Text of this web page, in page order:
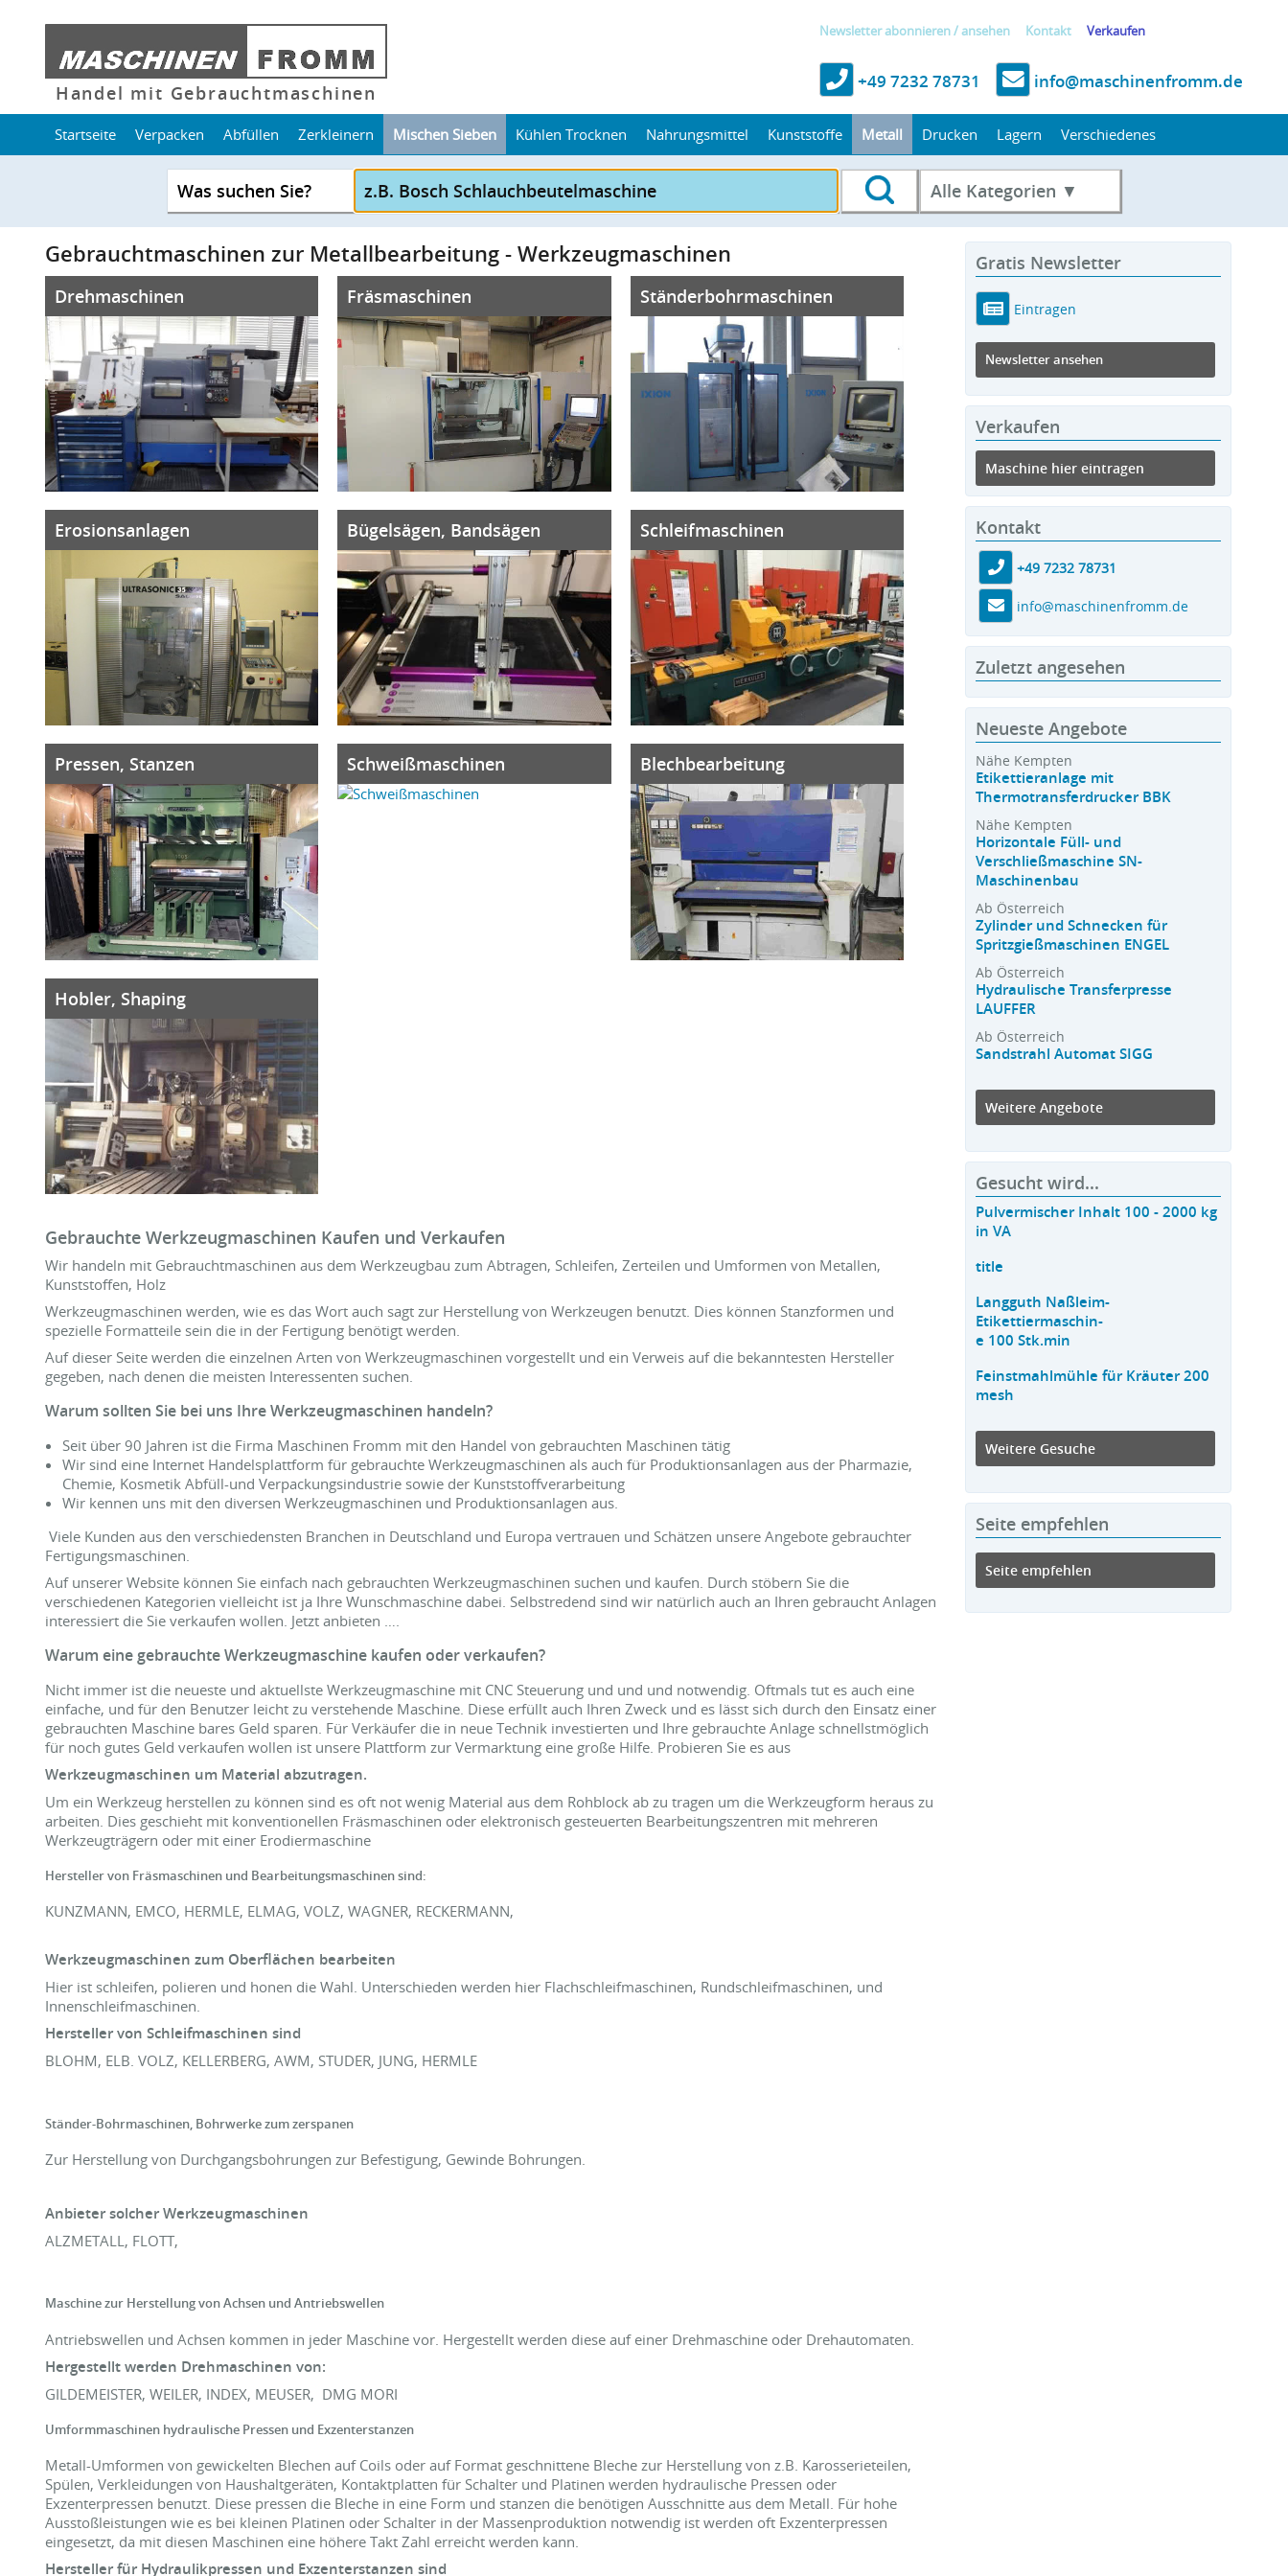
Handel mit Gebrauchtmaschinen
Newsletterabonnieren/ansehen Kontakt Verkaufen
+49 7232 78731 info@maschinenfromm.de
Startseite Verpacken Abfüllen Zerkleinern Mischen Sieben Kühlen Trocknen Nahrungsmittel Kunststoffe Metall Drucken Lagern Verschiedenes
Was suchen Sie? Alle Kategorien ▼
Gebrauchtmaschinen zur Metallbearbeitung - Werkzeugmaschinen
Drehmaschinen Fräsmaschinen Ständerbohrmaschinen
Erosionsanlagen Bügelsägen, Bandsägen Schleifmaschinen
Pressen, Stanzen Schweißmaschinen Blechbearbeitung
Hobler, Shaping
Gebrauchte Werkzeugmaschinen Kaufen und Verkaufen
Wir handeln mit Gebrauchtmaschinen aus dem Werkzeugbau zum Abtragen, Schleifen, Zerteilen und Umformen von Metallen,
Kunststoffen, Holz
Werkzeugmaschinen werden, wie es das Wort auch sagt zur Herstellung von Werkzeugen benutzt. Dies können Stanzformen und
spezielle Formatteile sein die in der Fertigung benötigt werden.
Auf dieser Seite werden die einzelnen Arten von Werkzeugmaschinen vorgestellt und ein Verweis auf die bekanntesten Hersteller
gegeben, nach denen die meisten Interessenten suchen.
Warum sollten Sie bei uns Ihre Werkzeugmaschinen handeln?
Seit über 90 Jahren ist die Firma Maschinen Fromm mit den Handel von gebrauchten Maschinen tätig
Wir sind eine Internet Handelsplattform für gebrauchte Werkzeugmaschinen als auch für Produktionsanlagen aus der Pharmazie,
Chemie, Kosmetik Abfüll-und Verpackungsindustrie sowie der Kunststoffverarbeitung
Wir kennen uns mit den diversen Werkzeugmaschinen und Produktionsanlagen aus.
Viele Kunden aus den verschiedensten Branchen in Deutschland und Europa vertrauen und Schätzen unsere Angebote gebrauchter
Fertigungsmaschinen.
Auf unserer Website können Sie einfach nach gebrauchten Werkzeugmaschinen suchen und kaufen. Durch stöbern Sie die
verschiedenen Kategorien vielleicht ist ja Ihre Wunschmaschine dabei. Selbstredend sind wir natürlich auch an Ihren gebraucht Anlagen
interessiert die Sie verkaufen wollen. Jetzt anbieten ….
Warum eine gebrauchte Werkzeugmaschine kaufen oder verkaufen?
Nicht immer ist die neueste und aktuellste Werkzeugmaschine mit CNC Steuerung und und und notwendig. Oftmals tut es auch eine
einfache, und für den Benutzer leicht zu verstehende Maschine. Diese erfüllt auch Ihren Zweck und es lässt sich durch den Einsatz einer
gebrauchten Maschine bares Geld sparen. Für Verkäufer die in neue Technik investierten und Ihre gebrauchte Anlage schnellstmöglich
für noch gutes Geld verkaufen wollen ist unsere Plattform zur Vermarktung eine große Hilfe. Probieren Sie es aus
Werkzeugmaschinen um Material abzutragen.
Um ein Werkzeug herstellen zu können sind es oft not wenig Material aus dem Rohblock ab zu tragen um die Werkzeugform heraus zu
arbeiten. Dies geschieht mit konventionellen Fräsmaschinen oder elektronisch gesteuerten Bearbeitungszentren mit mehreren
Werkzeugträgern oder mit einer Erodiermaschine
Hersteller von Fräsmaschinen und Bearbeitungsmaschinen sind:
KUNZMANN, EMCO, HERMLE, ELMAG, VOLZ, WAGNER, RECKERMANN,
Werkzeugmaschinen zum Oberflächen bearbeiten
Hier ist schleifen, polieren und honen die Wahl. Unterschieden werden hier Flachschleifmaschinen, Rundschleifmaschinen, und
Innenschleifmaschinen.
Hersteller von Schleifmaschinen sind
BLOHM, ELB. VOLZ, KELLERBERG, AWM, STUDER, JUNG, HERMLE
Ständer-Bohrmaschinen, Bohrwerke zum zerspanen
Zur Herstellung von Durchgangsbohrungen zur Befestigung, Gewinde Bohrungen.
Anbieter solcher Werkzeugmaschinen
ALZMETALL, FLOTT,
Maschine zur Herstellung von Achsen und Antriebswellen
Antriebswellen und Achsen kommen in jeder Maschine vor. Hergestellt werden diese auf einer Drehmaschine oder Drehautomaten.
Hergestellt werden Drehmaschinen von:
GILDEMEISTER, WEILER, INDEX, MEUSER, DMG MORI
Umformmaschinen hydraulische Pressen und Exzenterstanzen
Metall-Umformen von gewickelten Blechen auf Coils oder auf Format geschnittene Bleche zur Herstellung von z.B. Karosserieteilen,
Spülen, Verkleidungen von Haushaltgeräten, Kontaktplatten für Schalter und Platinen werden hydraulische Pressen oder
Exzenterpressen benutzt. Diese pressen die Bleche in eine Form und stanzen die benötigen Ausschnitte aus dem Metall. Für hohe
Ausstoßleistungen wie es bei kleinen Platinen oder Schalter in der Massenproduktion notwendig ist werden oft Exzenterpressen
eingesetzt, da mit diesen Maschinen eine höhere Takt Zahl erreicht werden kann.
Hersteller für Hydraulikpressen und Exzenterstanzen sind
Gratis Newsletter
Eintragen
Newsletter ansehen
Verkaufen
Maschine hier eintragen
Kontakt
+49 7232 78731
info@maschinenfromm.de
Zuletzt angesehen
Neueste Angebote
Nähe Kempten
Etikettieranlage mit
Thermotransferdrucker BBK
Nähe Kempten
Horizontale Füll- und
Verschließmaschine SN-
Maschinenbau
Ab Österreich
Zylinder und Schnecken für
Spritzgießmaschinen ENGEL
Ab Österreich
Hydraulische Transferpresse
LAUFFER
Ab Österreich
Sandstrahl Automat SIGG
Weitere Angebote
Gesucht wird...
Pulvermischer Inhalt 100 - 2000 kg
in VA
title
Langguth Naßleim-
Etikettiermaschin-
e 100 Stk.min
Feinstmahlmühle für Kräuter 200
mesh
Weitere Gesuche
Seite empfehlen
Seite empfehlen